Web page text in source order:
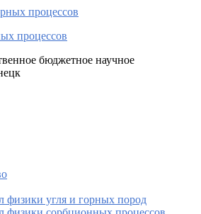
процессов
бюджетное научное
физики угля и горных пород